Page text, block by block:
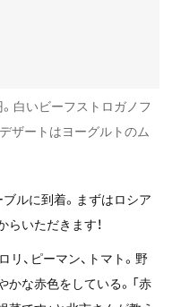
白いビーフストロガノフ
ザートはヨーグルトのム
ルに到着。まずはロシア
らいただきます！
リ、ピーマン、トマト。野
かな赤色をしている。「赤